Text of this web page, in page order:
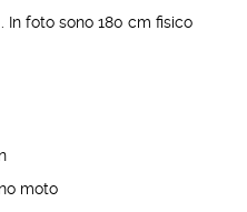
foto sono 180 cm fisico
moto